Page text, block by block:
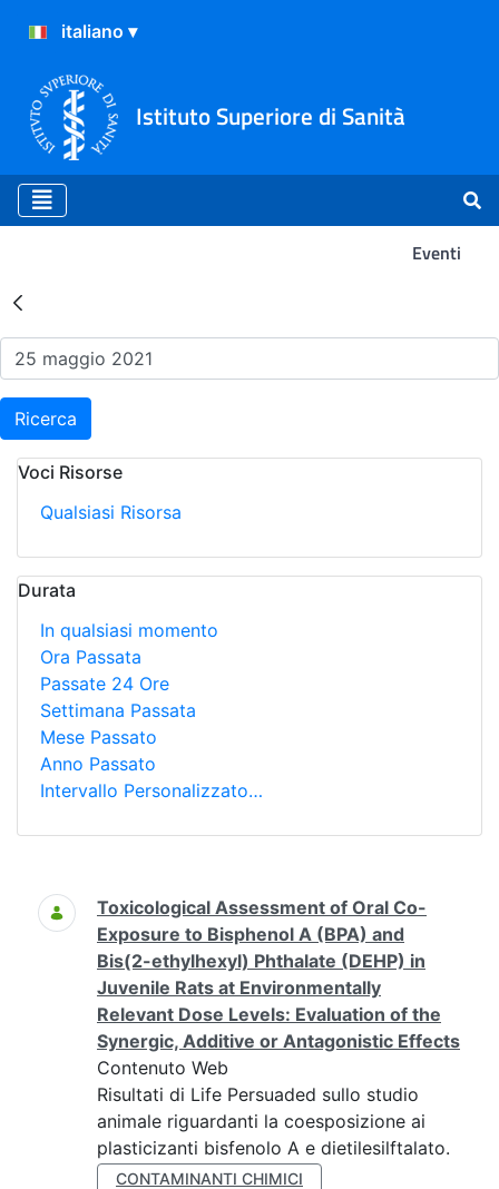
Istituto Superiore di Sanità
Eventi
Risultati della Ricerca -
Ricerca
Voci Risorse
Qualsiasi Risorsa
Durata
In qualsiasi momento
Ora Passata
Passate 24 Ore
Settimana Passata
Mese Passato
Anno Passato
Intervallo Personalizzato…
Ricerca
Toxicological Assessment of Oral Co-
Exposure to Bisphenol A (BPA) and
Bis(2-ethylhexyl) Phthalate (DEHP) in
Juvenile Rats at Environmentally
Relevant Dose Levels: Evaluation of the
Synergic, Additive or Antagonistic Effects
Contenuto Web
Risultati di Life Persuaded sullo studio
animale riguardanti la coesposizione ai
plasticizanti bisfenolo A e dietilesilftalato.
CONTAMINANTI CHIMICI